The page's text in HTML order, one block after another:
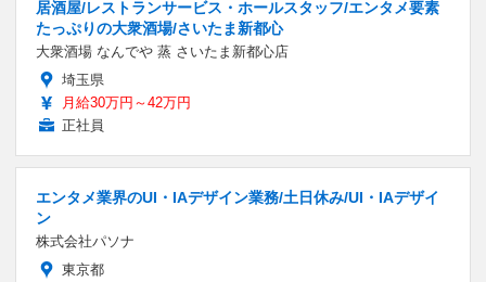
居酒屋/レストランサービス・ホールスタッフ/エンタメ要素
たっぷりの大衆酒場/さいたま新都心
大衆酒場 なんでや 蒸 さいたま新都心店
埼玉県
月給30万円～42万円
正社員
エンタメ業界のUI・IAデザイン業務/土日休み/UI・IAデザイ
ン
株式会社パソナ
東京都